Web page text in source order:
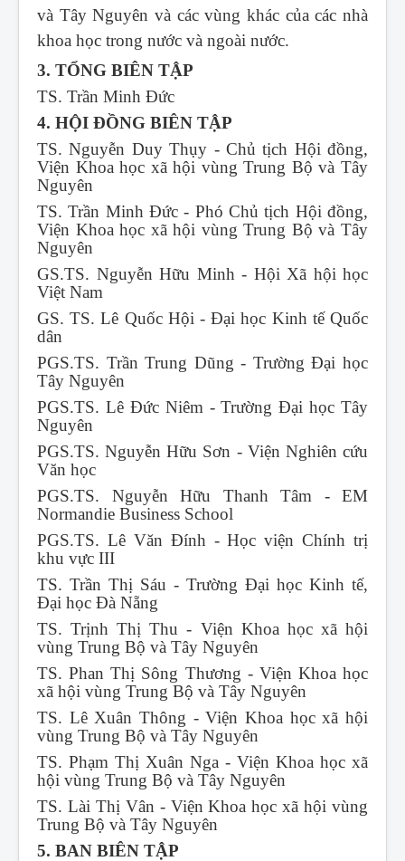
và Tây Nguyên và các vùng khác của các nhà
khoa học trong nước và ngoài nước.
3. TỔNG BIÊN TẬP
TS. Trần Minh Đức
4. HỘI ĐỒNG BIÊN TẬP
TS. Nguyễn Duy Thụy - Chủ tịch Hội đồng,
Viện Khoa học xã hội vùng Trung Bộ và Tây
Nguyên
TS. Trần Minh Đức - Phó Chủ tịch Hội đồng,
Viện Khoa học xã hội vùng Trung Bộ và Tây
Nguyên
GS.TS. Nguyễn Hữu Minh - Hội Xã hội học
Việt Nam
GS. TS. Lê Quốc Hội - Đại học Kinh tế Quốc
dân
PGS.TS. Trần Trung Dũng - Trường Đại học
Tây Nguyên
PGS.TS. Lê Đức Niêm - Trường Đại học Tây
Nguyên
PGS.TS. Nguyễn Hữu Sơn - Viện Nghiên cứu
Văn học
PGS.TS. Nguyễn Hữu Thanh Tâm - EM
Normandie Business School
PGS.TS. Lê Văn Đính - Học viện Chính trị
khu vực III
TS. Trần Thị Sáu - Trường Đại học Kinh tế,
Đại học Đà Nẵng
TS. Trịnh Thị Thu - Viện Khoa học xã hội
vùng Trung Bộ và Tây Nguyên
TS. Phan Thị Sông Thương - Viện Khoa học
xã hội vùng Trung Bộ và Tây Nguyên
TS. Lê Xuân Thông - Viện Khoa học xã hội
vùng Trung Bộ và Tây Nguyên
TS. Phạm Thị Xuân Nga - Viện Khoa học xã
hội vùng Trung Bộ và Tây Nguyên
TS. Lài Thị Vân - Viện Khoa học xã hội vùng
Trung Bộ và Tây Nguyên
5. BAN BIÊN TẬP